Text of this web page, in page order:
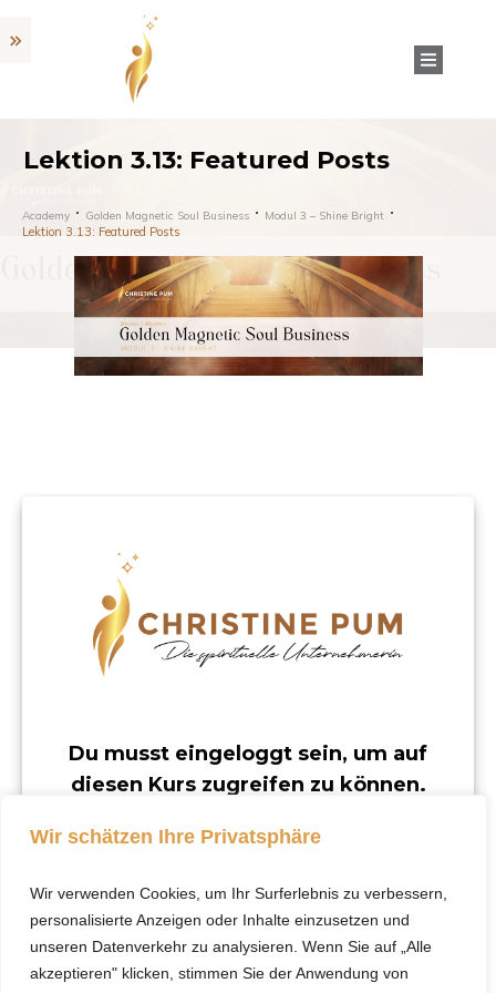
Wir schätzen Ihre Privatsphäre
Wir verwenden Cookies, um Ihr Surferlebnis zu verbessern,
personalisierte Anzeigen oder Inhalte einzusetzen und
unseren Datenverkehr zu analysieren. Wenn Sie auf „Alle
akzeptieren" klicken, stimmen Sie der Anwendung von
Lektion 3.13: Featured Posts
Academy Golden Magnetic Soul Business Modul 3 – Shine Bright
Lektion 3.13: Featured Posts
Du musst eingeloggt sein, um auf
diesen Kurs zugreifen zu können.
verfügbar.
Klicke hier, um dich
einzuloggen.